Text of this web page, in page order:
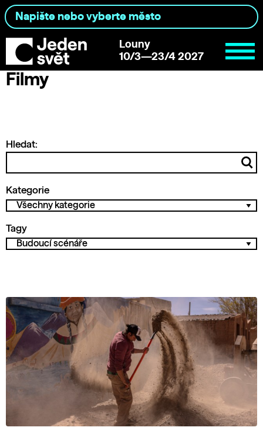
Louny
10/3—23/4 2027
Filmy
Hledat:
Kategorie
Tagy